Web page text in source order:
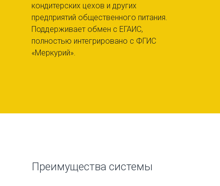
кондитерских цехов и других
предприятий общественного питания.
Поддерживает обмен с ЕГАИС,
полностью интегрировано с ФГИС
«Меркурий».
Преимущества системы